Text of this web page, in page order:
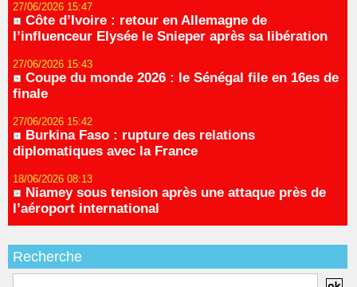
27/06/2026 15:47
Côte d’Ivoire : retour en Allemagne de
l’influenceur Elysée le Snieper après sa libération
27/06/2026 15:43
Coupe du monde 2026 : le Sénégal file en 16es de
finale
27/06/2026 15:42
Burkina Faso : rupture des relations
diplomatiques avec la France
18/06/2026 08:13
Niamey sous tension après une attaque près de
l’aéroport international
Recherche